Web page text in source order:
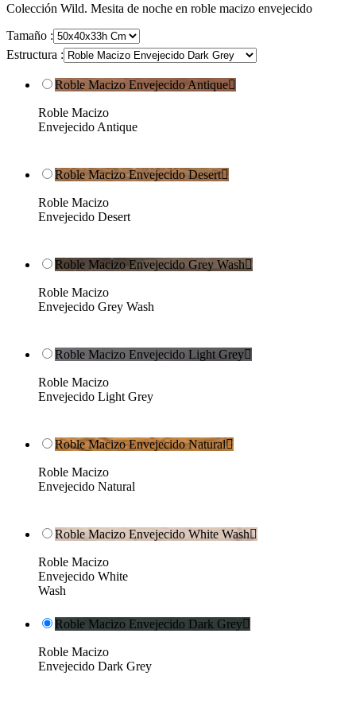
Colección Wild. Mesita de noche en roble macizo envejecido
Tamaño :
Estructura :
Roble Macizo Envejecido Antique
Roble Macizo
Envejecido Antique
Roble Macizo Envejecido Desert
Roble Macizo
Envejecido Desert
Roble Macizo Envejecido Grey Wash
Roble Macizo
Envejecido Grey Wash
Roble Macizo Envejecido Light Grey
Roble Macizo
Envejecido Light Grey
Roble Macizo Envejecido Natural
Roble Macizo
Envejecido Natural
Roble Macizo Envejecido White Wash
Roble Macizo
Envejecido White
Wash
Roble Macizo Envejecido Dark Grey
Roble Macizo
Envejecido Dark Grey